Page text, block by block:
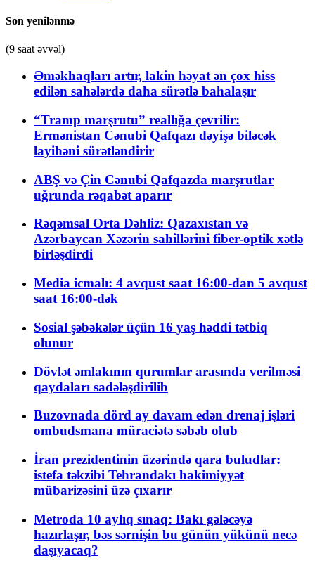
Son yenilənmə
(9 saat əvvəl)
Əməkhaqları artır, lakin həyat ən çox hiss
edilən sahələrdə daha sürətlə bahalaşır
“Tramp marşrutu” reallığa çevrilir:
Ermənistan Cənubi Qafqazı dəyişə biləcək
layihəni sürətləndirir
ABŞ və Çin Cənubi Qafqazda marşrutlar
uğrunda rəqabət aparır
Rəqəmsal Orta Dəhliz: Qazaxıstan və
Azərbaycan Xəzərin sahillərini fiber-optik xətlə
birləşdirdi
Media icmalı: 4 avqust saat 16:00-dan 5 avqust
saat 16:00-dək
Sosial şəbəkələr üçün 16 yaş həddi tətbiq
olunur
Dövlət əmlakının qurumlar arasında verilməsi
qaydaları sadələşdirilib
Buzovnada dörd ay davam edən drenaj işləri
ombudsmana müraciətə səbəb olub
İran prezidentinin üzərində qara buludlar:
istefa təkzibi Tehrandakı hakimiyyət
mübarizəsini üzə çıxarır
Metroda 10 aylıq sınaq: Bakı gələcəyə
hazırlaşır, bəs sərnişin bu günün yükünü necə
daşıyacaq?